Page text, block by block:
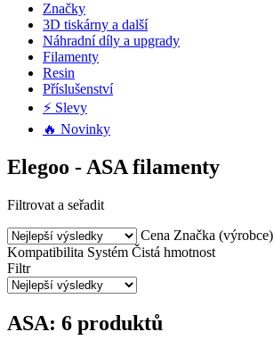
Značky
3D tiskárny a další
Náhradní díly a upgrady
Filamenty
Resin
Příslušenství
⚡ Slevy
🔥 Novinky
Elegoo - ASA filamenty
Filtrovat a seřadit
Cena Značka (výrobce)
Kompatibilita Systém Čistá hmotnost
Filtr
ASA: 6 produktů